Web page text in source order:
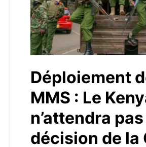
Déploiement
MMS : Le
n’attendra
décision de la